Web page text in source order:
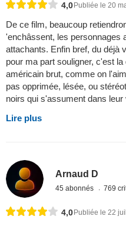
4,0 Publiée le 20
De ce film, beaucoup
'enchâssent, les personnages
attachants. Enfin bref, du déjà
pour ma part souligner, c'est
américain brut, comme on
pas opprimée, lésée, ou
noirs qui s'assument dans leur
Lire plus
Arnaud D
45 abonnés 769
4,0 Publiée le 22